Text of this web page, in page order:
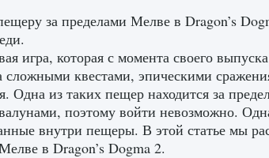
за пределами Мелве в Dragon’s
игра, которая с момента своего
квестами, эпическими
Одна из таких пещер находится за
поэтому войти невозможно.
внутри пещеры. В этой статье мы
в Dragon’s Dogma 2.